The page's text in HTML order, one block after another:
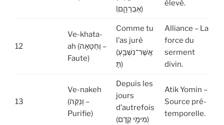
lְאַבְרָהָ֑ם)
élevé.
12
Ve-khata-
ah (וְחַטָּאָה –
Faute)
Comme tu
l’as juré
(אֲשֶׁר־נִשְׁבַּ֥עְ
תָּ)
Alliance – La
force du
serment
divin.
13
Ve-nakeh
(וְנַקֵּה –
Purifie)
Depuis les
jours
d’autrefois
(מִימֵ֥י קֶֽדֶם)
Atik Yomin –
Source pré-
temporelle.